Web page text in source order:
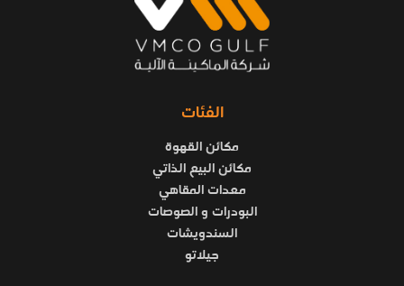
الفئات
مكائن القهوة
مكائن البيع الذاتي
معدات المقاهي
البودرات و الصوصات
السندويشات
جيلاتو